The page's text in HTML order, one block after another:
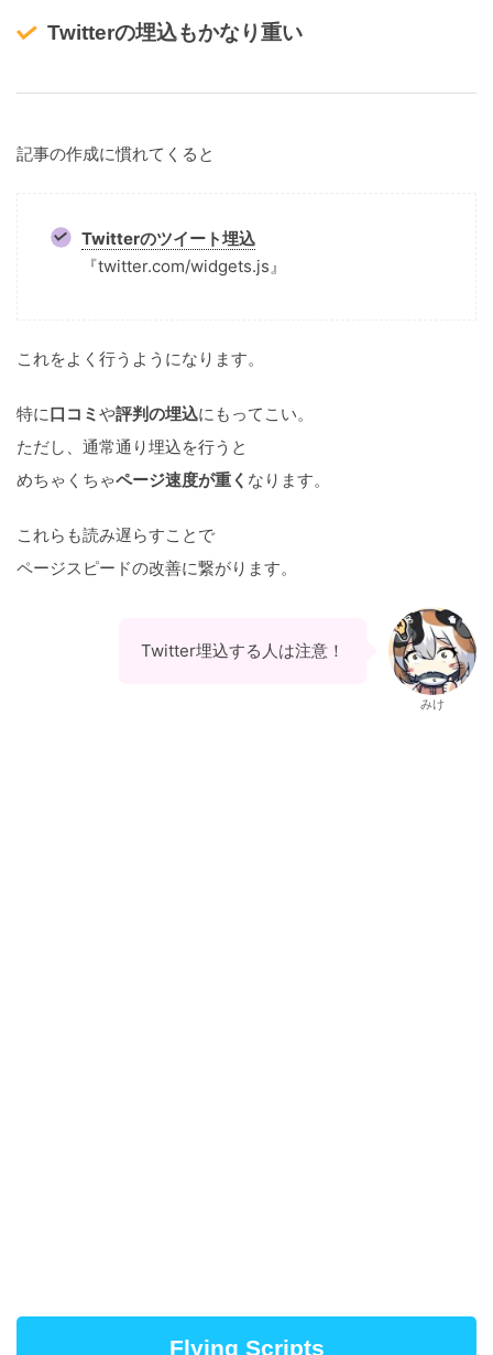
Twitterの埋込もかなり重い
記事の作成に慣れてくると
Twitterのツイート埋込
『twitter.com/widgets.js』
これをよく行うようになります。
特に口コミや評判の埋込にもってこい。
ただし、通常通り埋込を行うと
めちゃくちゃページ速度が重く なります。
これらも読み遅らすことで
ページスピードの改善に繋がります。
Twitter埋込する人は注意！
みけ
Flying Scripts